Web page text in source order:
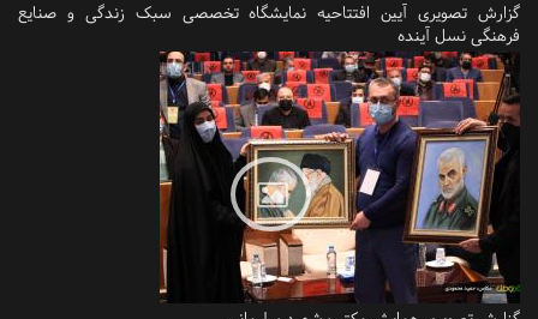
گزارش تصویری آیین افتتاحیه نمایشگاه تخصصی سبک زندگی و صنایع
فرهنگی نسل آینده